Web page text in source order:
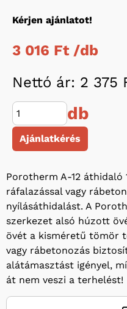
Kérjen ajánlatot!
3 016 Ft /db
Nettó ár: 2 375
db
Ajánlatkérés
Porotherm A-12 áthidaló
ráfalazással vagy
nyílásáthidalást. A
szerkezet alsó húzott
övét a kisméretű tömör
vagy rábetonozás
alátámasztást igényel,
át nem veszi a terhelést!